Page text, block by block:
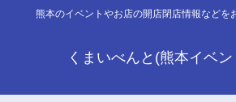
熊本のイベントやお店の開店閉店情報などを
くまいべんと(熊本イベ